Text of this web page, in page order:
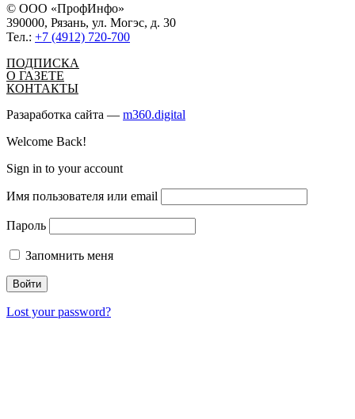
© ООО «ПрофИнфо»
390000, Рязань, ул. Могэс, д. 30
Тел.: +7 (4912) 720-700
ПОДПИСКА
О ГАЗЕТЕ
КОНТАКТЫ
Разаработка сайта — m360.digital
Welcome Back!
Sign in to your account
Имя пользователя или email
Пароль
Запомнить меня
Lost your password?